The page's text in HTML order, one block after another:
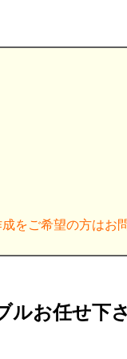
をご希望の方はお
ルお任せ下